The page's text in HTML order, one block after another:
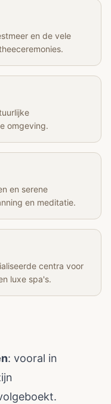
en de vele
omgeving.
en serene
en meditatie.
centra voor
luxe spa's.
: vooral in